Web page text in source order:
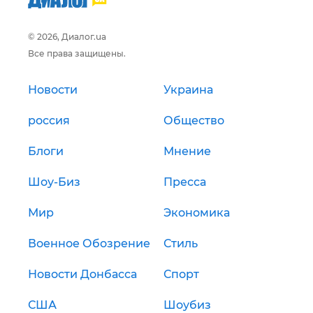
© 2026, Диалог.ua
Все права защищены.
Новости Украина
россия Общество
Блоги Мнение
Шоу-Биз Пресса
Мир Экономика
Военное Обозрение Стиль
Новости Донбасса Спорт
США Шоубиз